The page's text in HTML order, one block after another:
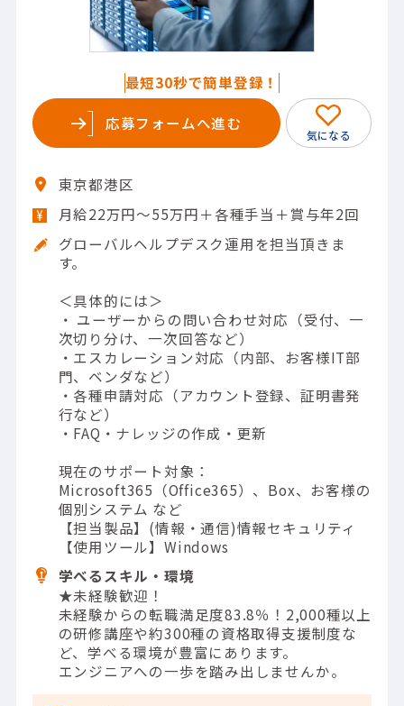
最短30秒で簡単登録！
応募フォームへ進む
東京都港区
月給22万円～55万円＋各種手当＋賞与年2回
グローバルヘルプデスク運用を担当頂きま
す。
＜具体的には＞
・ ユーザーからの問い合わせ対応（受付、一
次切り分け、一次回答など）
・エスカレーション対応（内部、お客様IT部
門、ベンダなど）
・各種申請対応（アカウント登録、証明書発
行など）
・FAQ・ナレッジの作成・更新
現在のサポート対象：
Microsoft365（Office365）、Box、お客様の
個別システム など
【担当製品】(情報・通信)情報セキュリティ
【使用ツール】Windows
学べるスキル・環境
★未経験歓迎！
未経験からの転職満足度83.8％！2,000種以上
の研修講座や約300種の資格取得支援制度な
ど、学べる環境が豊富にあります。
エンジニアへの一歩を踏み出しませんか。